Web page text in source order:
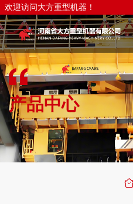
欢迎访问大方重型机器！
产品中心
PRODUCT CENTER